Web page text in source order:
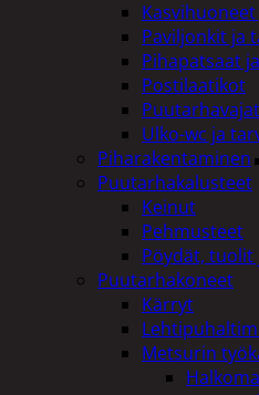
Paviljonkit ja
Pihapatsaat
Postilaatikot
Ulko-wc ja
Piharakentaminen
Puutarhakalusteet
Keinut
Pehmusteet
Pöydät,
Puutarhakoneet
Kärryt
Metsurin